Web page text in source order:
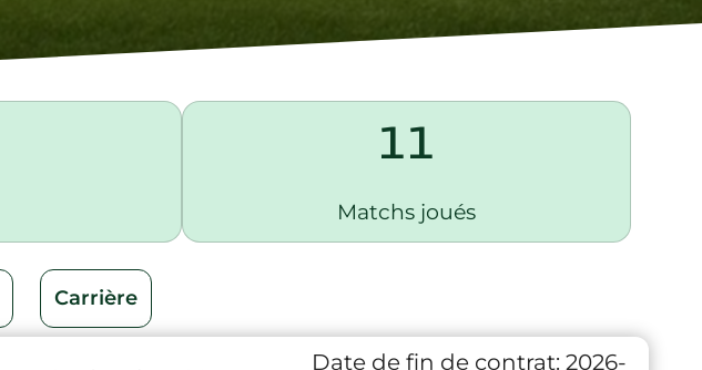
11
Matchs joués
Carrière
Date de fin de contrat: 2026-